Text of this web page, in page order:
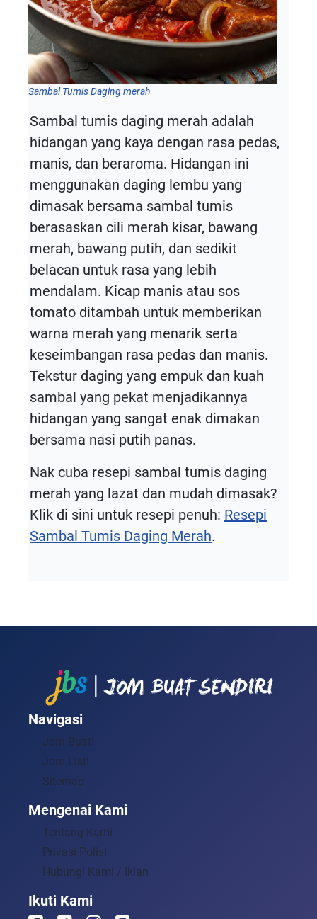
Sambal Tumis Daging merah
Sambal tumis daging merah adalah
hidangan yang kaya dengan rasa pedas,
manis, dan beraroma. Hidangan ini
menggunakan daging lembu yang
dimasak bersama sambal tumis
berasaskan cili merah kisar, bawang
merah, bawang putih, dan sedikit
belacan untuk rasa yang lebih
mendalam. Kicap manis atau sos
tomato ditambah untuk memberikan
warna merah yang menarik serta
keseimbangan rasa pedas dan manis.
Tekstur daging yang empuk dan kuah
sambal yang pekat menjadikannya
hidangan yang sangat enak dimakan
bersama nasi putih panas.
Nak cuba resepi sambal tumis daging
merah yang lazat dan mudah dimasak?
Klik di sini untuk resepi penuh: Resepi
Sambal Tumis Daging Merah.
Navigasi
Jom Buat!
Jom List!
Sitemap
Mengenai Kami
Tentang Kami
Privasi Polisi
Hubungi Kami / Iklan
Ikuti Kami